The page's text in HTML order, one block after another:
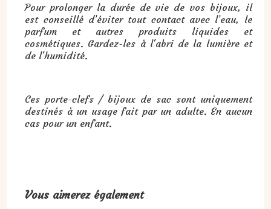
Pour prolonger la durée de vie de vos bijoux, il
est conseillé d’éviter tout contact avec l’eau, le
parfum et autres produits liquides et
cosmétiques. Gardez-les à l'abri de la lumière et
de l'humidité.
Ces porte-clefs / bijoux de sac sont uniquement
destinés à un usage fait par un adulte. En aucun
cas pour un enfant.
Vous aimerez également